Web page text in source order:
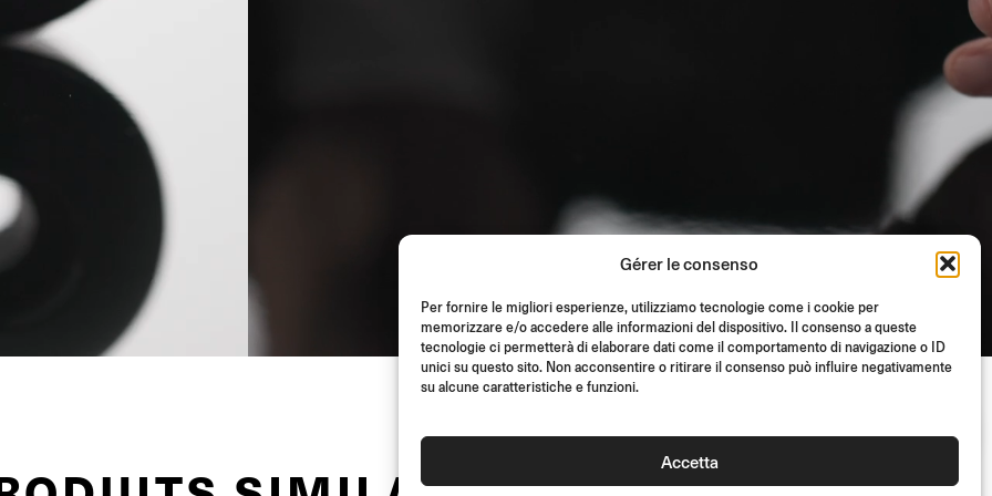
Gérer le consenso
Per fornire le migliori esperienze, utilizziamo tecnologie come i cookie per
memorizzare e/o accedere alle informazioni del dispositivo. Il consenso a queste
tecnologie ci permetterà di elaborare dati come il comportamento di navigazione o ID
unici su questo sito. Non acconsentire o ritirare il consenso può influire negativamente
su alcune caratteristiche e funzioni.
Accetta